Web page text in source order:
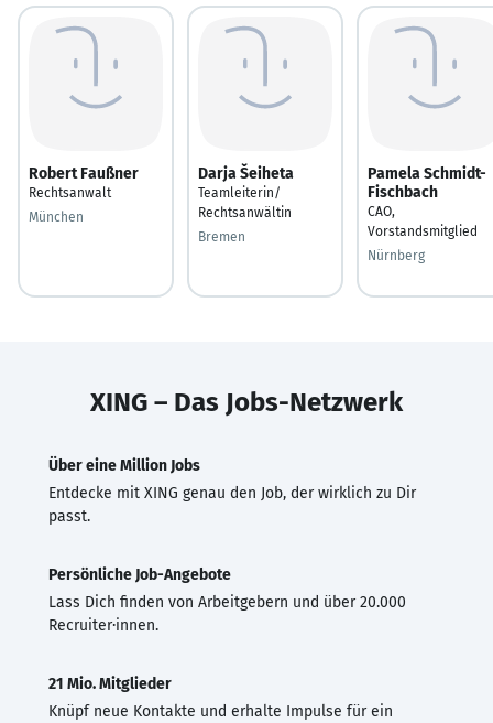
Robert Faußner
Rechtsanwalt
München
Darja Šeiheta
Teamleiterin/
Rechtsanwältin
Bremen
Pamela Schmidt-
Fischbach
CAO,
Vorstandsmitglied
Nürnberg
XING – Das Jobs-Netzwerk
Über eine Million Jobs
Entdecke mit XING genau den Job, der wirklich zu Dir
passt.
Persönliche Job-Angebote
Lass Dich finden von Arbeitgebern und über 20.000
Recruiter·innen.
21 Mio. Mitglieder
Knüpf neue Kontakte und erhalte Impulse für ein